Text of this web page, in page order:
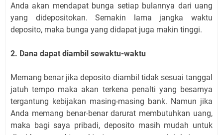
Anda akan mendapat bunga setiap bulannya dari uang
yang didepositokan. Semakin lama jangka waktu
deposito, maka bunga yang didapat juga makin tinggi.
2. Dana dapat diambil sewaktu-waktu
Memang benar jika deposito diambil tidak sesuai tanggal
jatuh tempo maka akan terkena penalti yang besarnya
tergantung kebijakan masing-masing bank. Namun jika
Anda memang benar-benar darurat membutuhkan uang,
maka bagi saya pribadi, deposito masih mudah untuk